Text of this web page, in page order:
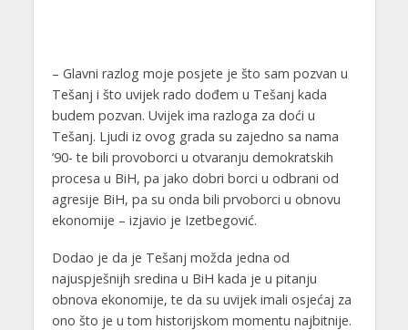
– Glavni razlog moje posjete je što sam pozvan u
Tešanj i što uvijek rado dođem u Tešanj kada
budem pozvan. Uvijek ima razloga za doći u
Tešanj. Ljudi iz ovog grada su zajedno sa nama
’90- te bili provoborci u otvaranju demokratskih
procesa u BiH, pa jako dobri borci u odbrani od
agresije BiH, pa su onda bili prvoborci u obnovu
ekonomije – izjavio je Izetbegović.
Dodao je da je Tešanj možda jedna od
najuspješnijh sredina u BiH kada je u pitanju
obnova ekonomije, te da su uvijek imali osjećaj za
ono što je u tom historijskom momentu najbitnije.